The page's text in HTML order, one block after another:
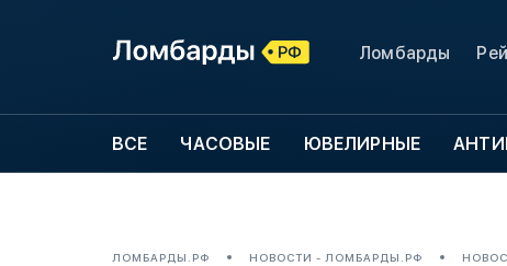
Ломбарды
ВСЕ ЧАСОВЫЕ ЮВЕЛИРНЫЕ
ЛОМБАРДЫ.РФ НОВОСТИ - ЛОМБАРДЫ.РФ